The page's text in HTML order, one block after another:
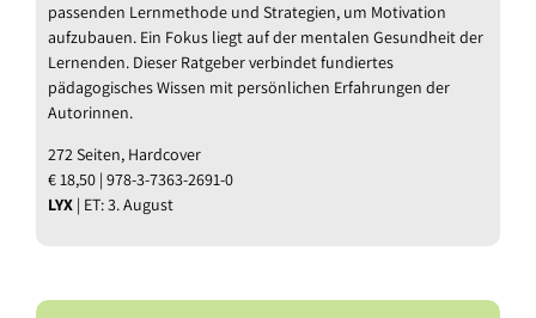
passenden Lernmethode und Strategien, um Motivation
aufzubauen. Ein Fokus liegt auf der mentalen Gesundheit der
Lernenden. Dieser Ratgeber verbindet fundiertes
pädagogisches Wissen mit persönlichen Erfahrungen der
Autorinnen.
272 Seiten, Hardcover
€ 18,50 | 978-3-7363-2691-0
LYX | ET: 3. August